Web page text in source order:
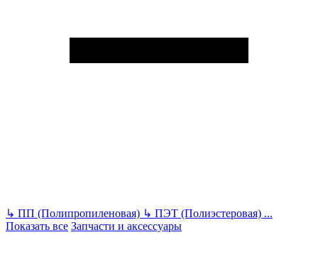
↳ ПП (Полипропиленовая) ↳ ПЭТ (Полиэстеровая) ...
Показать все Запчасти и аксессуары